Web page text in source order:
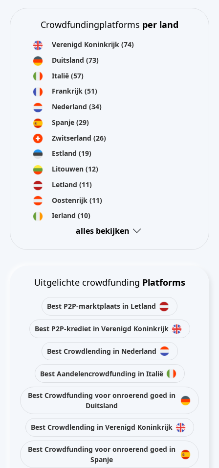
Crowdfundingplatforms per land
Verenigd Koninkrijk (74)
Duitsland (73)
Italië (57)
Frankrijk (51)
Nederland (34)
Spanje (29)
Zwitserland (26)
Estland (19)
Litouwen (12)
Letland (11)
Oostenrijk (11)
Ierland (10)
alles bekijken
Uitgelichte crowdfunding Platforms
Best P2P-marktplaats in Letland
Best P2P-krediet in Verenigd Koninkrijk
Best Crowdlending in Nederland
Best Aandelencrowdfunding in Italië
Best Crowdfunding voor onroerend goed in
Duitsland
Best Crowdlending in Verenigd Koninkrijk
Best Crowdfunding voor onroerend goed in
Spanje